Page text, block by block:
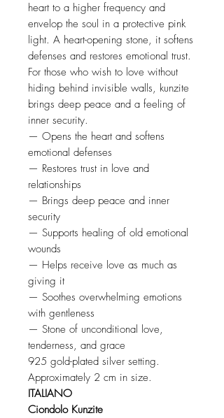
heart to a higher frequency and
envelop the soul in a protective pink
light. A heart-opening stone, it softens
defenses and restores emotional trust.
For those who wish to love without
hiding behind invisible walls, kunzite
brings deep peace and a feeling of
inner security.
— Opens the heart and softens
emotional defenses
— Restores trust in love and
relationships
— Brings deep peace and inner
security
— Supports healing of old emotional
wounds
— Helps receive love as much as
giving it
— Soothes overwhelming emotions
with gentleness
— Stone of unconditional love,
tenderness, and grace
925 gold-plated silver setting.
Approximately 2 cm in size.
ITALIANO
Ciondolo Kunzite